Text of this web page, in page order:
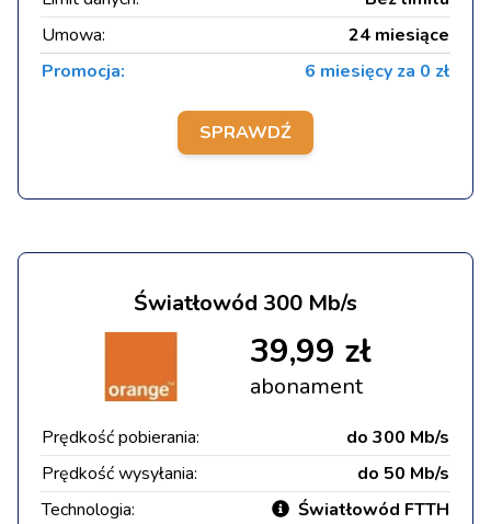
Umowa:
24 miesiące
Promocja:
6 miesięcy za 0 zł
SPRAWDŹ
Światłowód 300 Mb/s
39,99 zł
abonament
Prędkość pobierania:
do 300 Mb/s
Prędkość wysyłania:
do 50 Mb/s
Technologia:
Światłowód FTTH